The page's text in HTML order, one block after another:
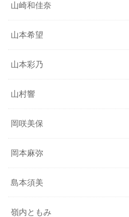
山崎和佳奈
山本希望
山本彩乃
山村響
岡咲美保
岡本麻弥
島本須美
嶺内ともみ